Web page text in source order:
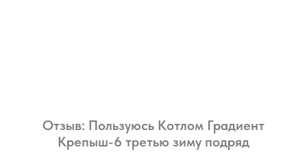
Отзыв: Пользуюсь Котлом Градиент
Крепыш-6 третью зиму подряд